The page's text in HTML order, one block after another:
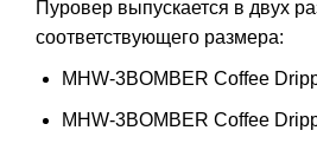
Пуровер выпускается в двух
соответствующего размера:
MHW-3BOMBER Coffee
MHW-3BOMBER Coffee